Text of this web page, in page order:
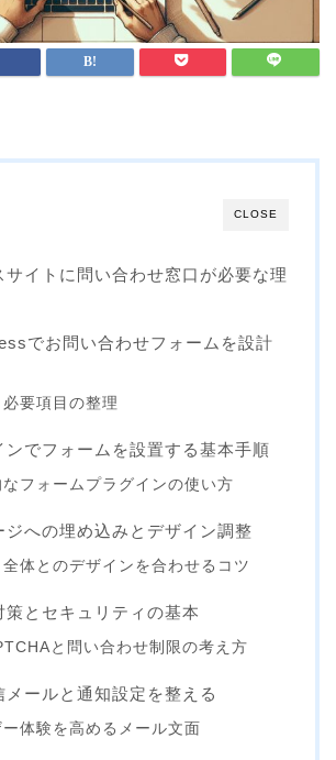
CLOSE
サイトに問い合わせ窓口が必要な理
でお問い合わせフォームを設計
必要項目の整理
ンでフォームを設置する基本手順
フォームプラグインの使い方
ジへの埋め込みとデザイン調整
体とのデザインを合わせるコツ
策とセキュリティの基本
と問い合わせ制限の考え方
メールと通知設定を整える
体験を高めるメール文面